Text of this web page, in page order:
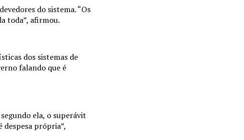
do sistema. “Os
toda”, afirmou.
dos sistemas de
falando que é
ela, o superávit
despesa própria”,